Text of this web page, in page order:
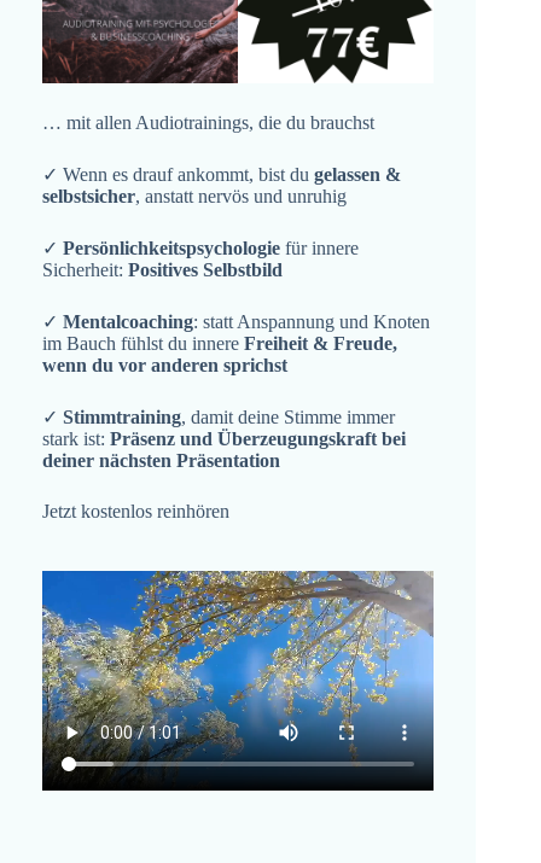
… mit allen Audiotrainings, die du brauchst
✓ Wenn es drauf ankommt, bist du gelassen &
selbstsicher, anstatt nervös und unruhig
✓ Persönlichkeitspsychologie für innere
Sicherheit: Positives Selbstbild
✓ Mentalcoaching: statt Anspannung und Knoten
im Bauch fühlst du innere Freiheit & Freude,
wenn du vor anderen sprichst
✓ Stimmtraining, damit deine Stimme immer
stark ist: Präsenz und Überzeugungskraft bei
deiner nächsten Präsentation
Jetzt kostenlos reinhören